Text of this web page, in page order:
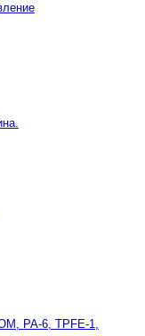
PA-6, TPFE-1,